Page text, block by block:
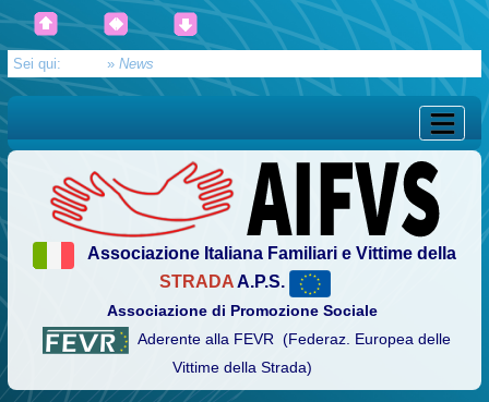
Sei qui: » News
Associazione Italiana Familiari e Vittime della
STRADAA.P.S.
Associazione di Promozione Sociale
Aderente alla FEVR (Federaz. Europea delle
Vittime della Strada)